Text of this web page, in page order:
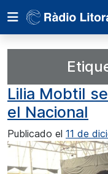
Lilia Mobtil
el Nacional
Publicado el 11 de